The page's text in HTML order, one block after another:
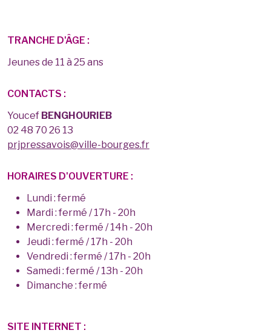
TRANCHE D'ÂGE :
Jeunes de 11 à 25 ans
CONTACTS :
Youcef BENGHOURIEB
02 48 70 26 13
prjpressavois@ville-bourges.fr
HORAIRES D'OUVERTURE :
Lundi : fermé
Mardi : fermé / 17h - 20h
Mercredi : fermé / 14h - 20h
Jeudi : fermé / 17h - 20h
Vendredi : fermé / 17h - 20h
Samedi : fermé / 13h - 20h
Dimanche : fermé
SITE INTERNET :